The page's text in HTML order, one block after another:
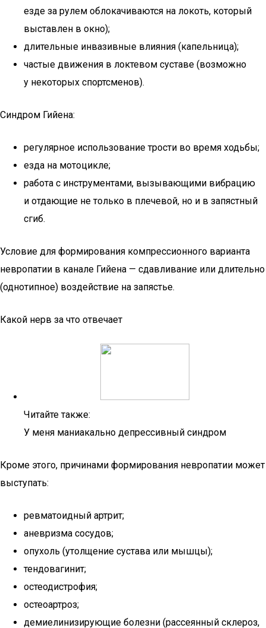
езде за рулем облокачиваются на локоть, который
выставлен в окно);
длительные инвазивные влияния (капельница);
частые движения в локтевом суставе (возможно
у некоторых спортсменов).
Синдром Гийена:
регулярное использование трости во время ходьбы;
езда на мотоцикле;
работа с инструментами, вызывающими вибрацию
и отдающие не только в плечевой, но и в запястный
сгиб.
Условие для формирования компрессионного варианта
невропатии в канале Гийена — сдавливание или длительно
(однотипное) воздействие на запястье.
Какой нерв за что отвечает
Читайте также:
У меня маниакально депрессивный синдром
Кроме этого, причинами формирования невропатии может
выступать:
ревматоидный артрит;
аневризма сосудов;
опухоль (утолщение сустава или мышцы);
тендовагинит;
остеодистрофия;
остеоартроз;
демиелинизирующие болезни (рассеянный склероз,